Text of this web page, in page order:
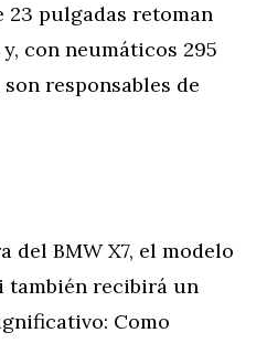
23 pulgadas retoman
con neumáticos 295
responsables de
del BMW X7, el modelo
también recibirá un
Como